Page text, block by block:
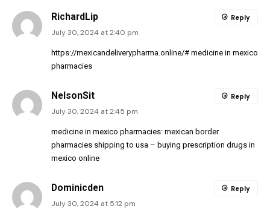
RichardLip
July 30, 2024 at 2:40 pm
https://mexicandeliverypharma.online/# medicine in mexico
pharmacies
Reply
NelsonSit
July 30, 2024 at 2:45 pm
medicine in mexico pharmacies: mexican border
pharmacies shipping to usa – buying prescription drugs in
mexico online
Reply
Dominicden
July 30, 2024 at 5:12 pm
Reply